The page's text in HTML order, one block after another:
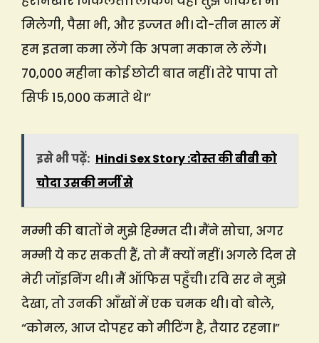
मिलेगी, पैसा भी, और इज्जत भी। दो-तीन साल में
हम इतना कमा लेंगे कि अपना मकान ले लेंगे।
70,000 महीना कोई छोटी बात नहीं। तेरे पापा तो
सिर्फ 15,000 कमाते थे।”
इसे भी पढ़ें: Hindi Sex Story :दोस्त की बीबी को
चोदा उसकी मर्जी से
मम्मी की बातों ने मुझे हिम्मत दी। मैंने सोचा, अगर
मम्मी ये कर सकती हैं, तो मैं क्यों नहीं। अगले दिन से
मेरी जॉइनिंग थी। मैं ऑफिस पहुँची। रवि सर ने मुझे
देखा, तो उनकी आँखों में एक चमक थी। वो बोले,
“कोमल, आज दोपहर को मीटिंग है, तैयार रहना।”